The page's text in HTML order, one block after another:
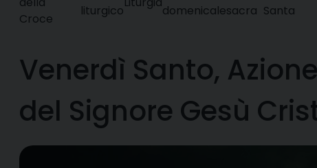
Croce
liturgico
domenicalesacra Santa
Venerdì Santo,
del Signore Gesù